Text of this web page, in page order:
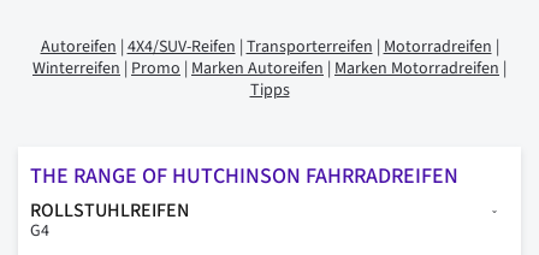
Autoreifen | 4X4/SUV-Reifen | Transporterreifen | Motorradreifen |
Winterreifen | Promo | Marken Autoreifen | Marken Motorradreifen |
Tipps
THE RANGE OF HUTCHINSON FAHRRADREIFEN
ROLLSTUHLREIFEN
G4